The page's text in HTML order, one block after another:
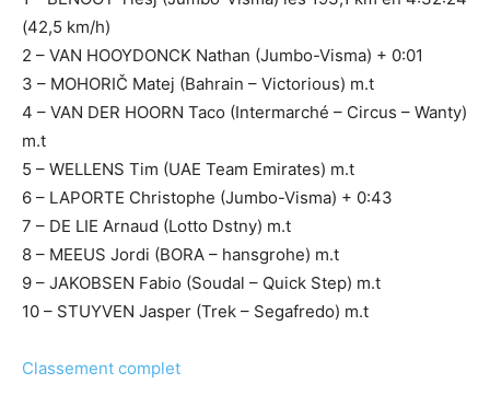
(42,5 km/h)
2 – VAN HOOYDONCK Nathan (Jumbo-Visma) + 0:01
3 – MOHORIČ Matej (Bahrain – Victorious) m.t
4 – VAN DER HOORN Taco (Intermarché – Circus – Wanty)
m.t
5 – WELLENS Tim (UAE Team Emirates) m.t
6 – LAPORTE Christophe (Jumbo-Visma) + 0:43
7 – DE LIE Arnaud (Lotto Dstny) m.t
8 – MEEUS Jordi (BORA – hansgrohe) m.t
9 – JAKOBSEN Fabio (Soudal – Quick Step) m.t
10 – STUYVEN Jasper (Trek – Segafredo) m.t
Classement complet